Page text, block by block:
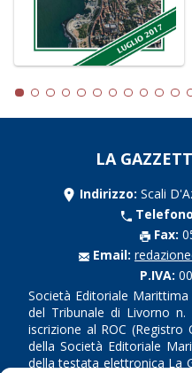
LA
Indirizzo: Scali
Fax:
Email:
P.IVA:
Società Editoriale
del Tribunale di Livorno
iscrizione al ROC (Registro
della Società Editoriale
della testata elettronica La